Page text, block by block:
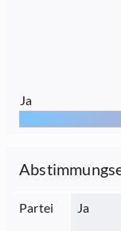
Ja
Partei Ja